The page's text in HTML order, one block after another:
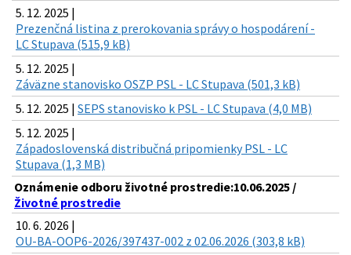
5. 12. 2025 |
Prezenčná listina z prerokovania správy o hospodárení -
LC Stupava (515,9 kB)
5. 12. 2025 |
Záväzne stanovisko OSZP PSL - LC Stupava (501,3 kB)
5. 12. 2025 | SEPS stanovisko k PSL - LC Stupava (4,0 MB)
5. 12. 2025 |
Západoslovenská distribučná pripomienky PSL - LC
Stupava (1,3 MB)
Oznámenie odboru životné prostredie:10.06.2025 /
Životné prostredie
10. 6. 2026 |
OU-BA-OOP6-2026/397437-002 z 02.06.2026 (303,8 kB)